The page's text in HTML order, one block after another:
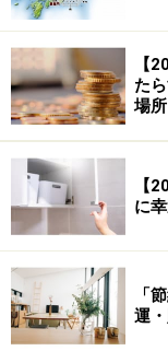
机周りの整理
机周りの環境は
気を呼び込む机
なものは捨てて、
夫。失敗した仕
くと、マイナス
しまいます。で
【
た
場所
【
に
「
運